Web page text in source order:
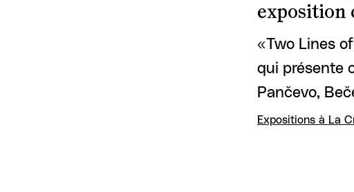
exposition
«Two Lines
qui présente
Pančevo,
Expositions à La